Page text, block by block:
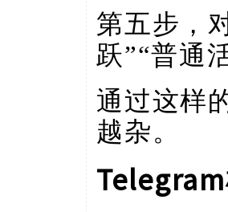
第五步，
跃”“普通
通过这样
越杂。